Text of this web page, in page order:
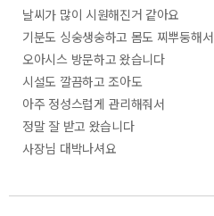
날씨가 많이 시원해진거 같아요
기분도 싱숭생숭하고 몸도 찌뿌둥해서
오아시스 방문하고 왔습니다
시설도 깔끔하고 조아도
아주 정성스럽게 관리해줘서
정말 잘 받고 왔습니다
사장님 대박나셔요